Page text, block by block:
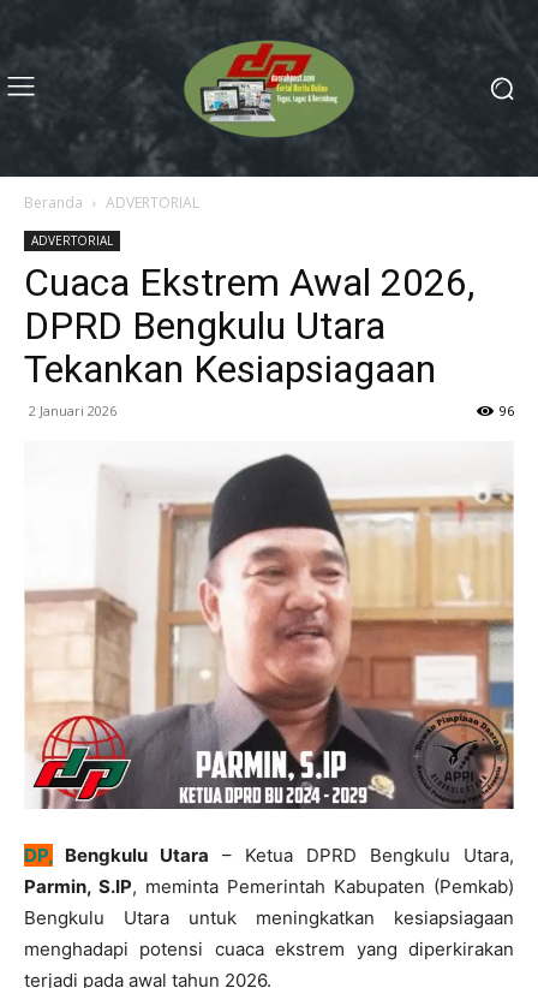
Beranda ADVERTORIAL
ADVERTORIAL
Cuaca Ekstrem Awal 2026,
DPRD Bengkulu Utara
Tekankan Kesiapsiagaan
2 Januari 2026 96
DP, Bengkulu Utara – Ketua DPRD Bengkulu Utara,
Parmin, S.IP, meminta Pemerintah Kabupaten (Pemkab)
Bengkulu Utara untuk meningkatkan kesiapsiagaan
menghadapi potensi cuaca ekstrem yang diperkirakan
terjadi pada awal tahun 2026.